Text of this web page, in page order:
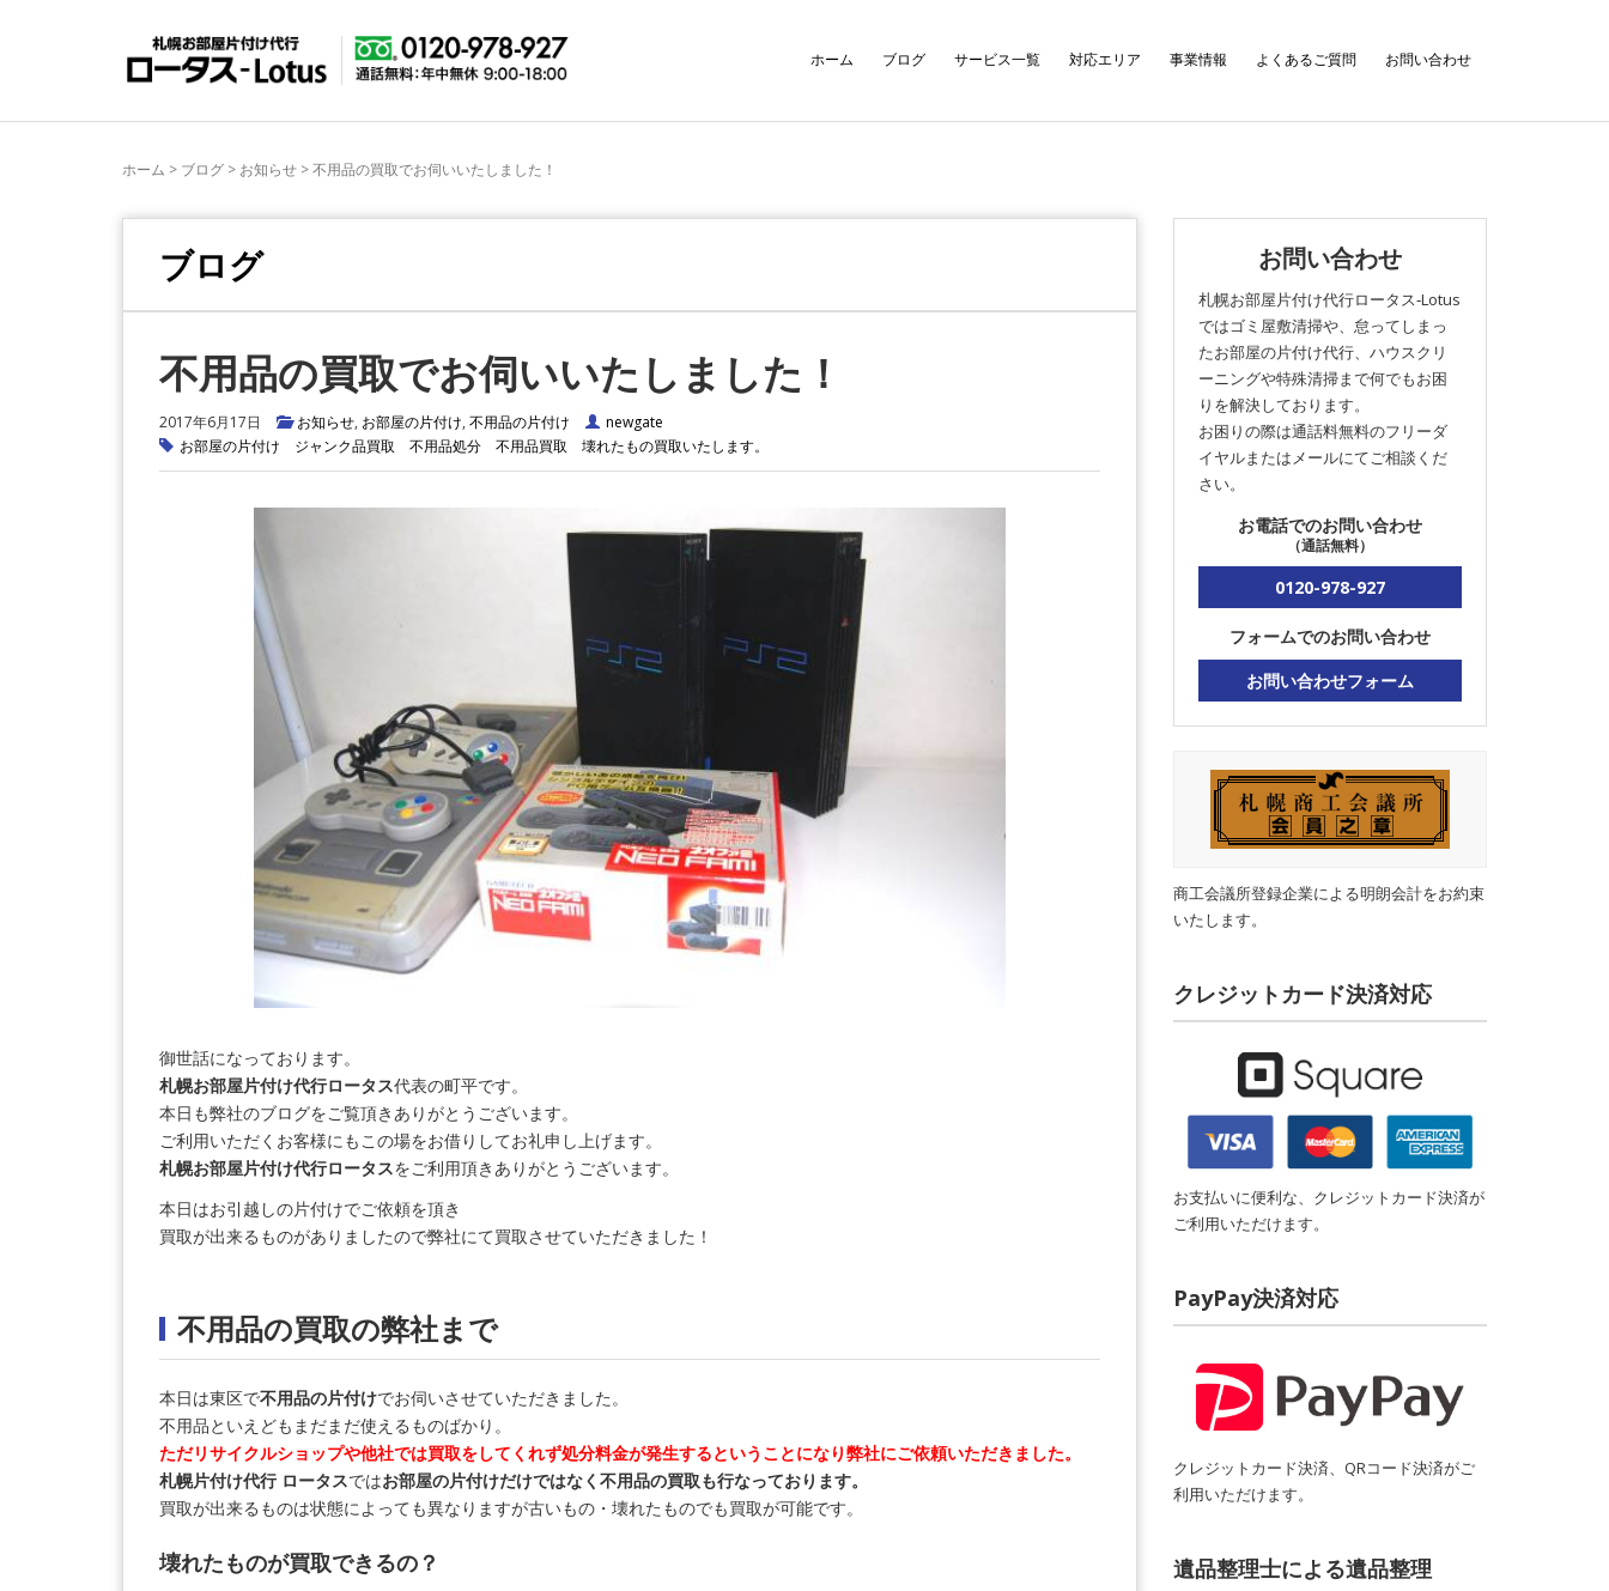
ホーム ブログ サービス一覧 対応エリア 事業情報 よくあるご質問 お問い合わせ
ホーム > ブログ > お知らせ >不用品の買取でお伺いいたしました！
ブログ
不用品の買取でお伺いいたしました！
2017年6月17日 お知らせ, お部屋の片付け, 不用品の片付け
newgate
お部屋の片付け
ジャンク品買取 不用品処分 不用品買取 壊れたもの買取いたします。
御世話になっております。
札幌お部屋片付け代行ロータス代表の町平です。
本日も弊社のブログをご覧頂きありがとうございます。
ご利用いただくお客様にもこの場をお借りしてお礼申し上げます。
札幌お部屋片付け代行ロータスをご利用頂きありがとうございます。
本日はお引越しの片付けでご依頼を頂き
買取が出来るものがありましたので弊社にて買取させていただきました！
不用品の買取の弊社まで
本日は東区で不用品の片付けでお伺いさせていただきました。
不用品といえどもまだまだ使えるものばかり。
ただリサイクルショップや他社では買取をしてくれず処分料金が発生するということになり弊社にご依頼いただきました。
札幌片付け代行 ロータスではお部屋の片付けだけではなく不用品の買取も行なっております。
買取が出来るものは状態によっても異なりますが古いもの・壊れたものでも買取が可能です。
壊れたものが買取できるの？
お問い合わせ
札幌お部屋片付け代行ロータス‐Lotus
ではゴミ屋敷清掃や、怠ってしまっ
たお部屋の片付け代行、ハウスクリ
ーニングや特殊清掃まで何でもお困
りを解決しております。
お困りの際は通話料無料のフリーダ
イヤルまたはメールにてご相談くだ
さい。
お電話でのお問い合わせ
（通話無料）
0120-978-927
フォームでのお問い合わせ
お問い合わせフォーム
商工会議所登録企業による明朗会計をお約束
いたします。
クレジットカード決済対応
お支払いに便利な、クレジットカード決済が
ご利用いただけます。
PayPay決済対応
クレジットカード決済、QRコード決済がご
利用いただけます。
遺品整理士による遺品整理